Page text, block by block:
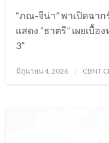
“ภณ-จีน่า” พาเปิดฉา
แสดง “ธาตรี” เผยเบื้
3”
Posted
on
มิถุนายน 4, 2026 CBNT